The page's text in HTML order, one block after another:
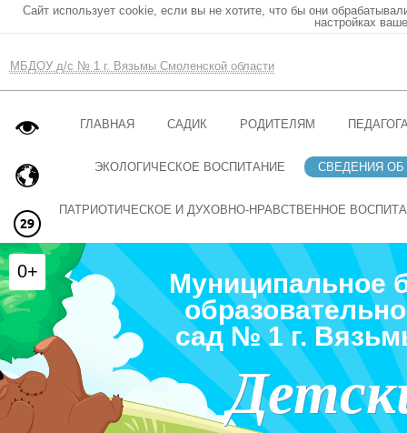
Сайт использует cookie, если вы не хотите, что бы они
настройках
МБДОУ д/с № 1 г. Вязьмы Смоленской области
ГЛАВНАЯ САДИК РОДИТЕЛЯМ
ЭКОЛОГИЧЕСКОЕ ВОСПИТАНИЕ СВЕДЕНИЯ ОБ
ПАТРИОТИЧЕСКОЕ И ДУХОВНО-НРАВСТВЕННОЕ
Муниципальное
сад № 1 г.
0+